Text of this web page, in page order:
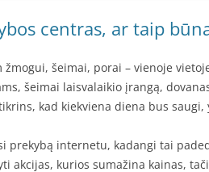
centras, ar taip
žmogui, šeimai, porai – vienoje
šeimai laisvalaikio įrangą,
kad kiekviena diena bus
prekybą internetu, kadangi tai
akcijas, kurios sumažina kainas,